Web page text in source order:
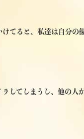
てると、私達は自分の
してしまうし、他の人